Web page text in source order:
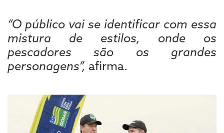
“O público vai se identificar com essa
mistura de estilos, onde os
pescadores são os grandes
personagens”, afirma.